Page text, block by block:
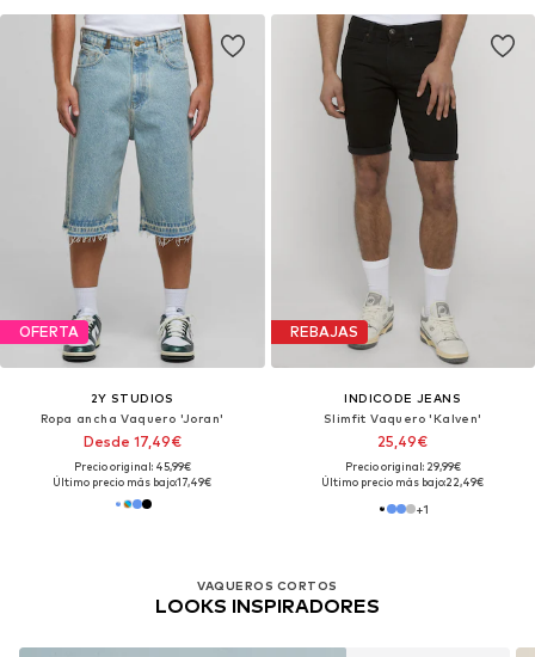
OFERTA
2Y STUDIOS
Ropa ancha Vaquero 'Joran'
Desde 17,49€
Precio original: 45,99€
Último precio más bajo:17,49€
REBAJAS
INDICODE JEANS
Slimfit Vaquero 'Kalven'
25,49€
Precio original: 29,99€
Último precio más bajo:22,49€
+1
VAQUEROS CORTOS
LOOKS INSPIRADORES